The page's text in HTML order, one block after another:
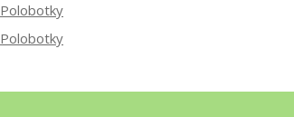
Polobotky
Polobotky